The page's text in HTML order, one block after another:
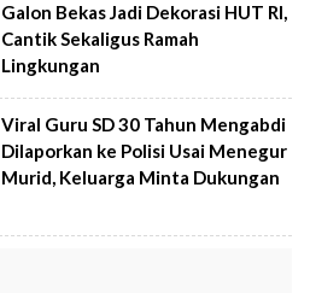
Galon Bekas Jadi Dekorasi HUT RI,
Cantik Sekaligus Ramah
Lingkungan
Viral Guru SD 30 Tahun Mengabdi
Dilaporkan ke Polisi Usai Menegur
Murid, Keluarga Minta Dukungan